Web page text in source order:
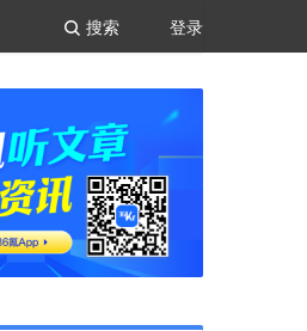
登录
搜索